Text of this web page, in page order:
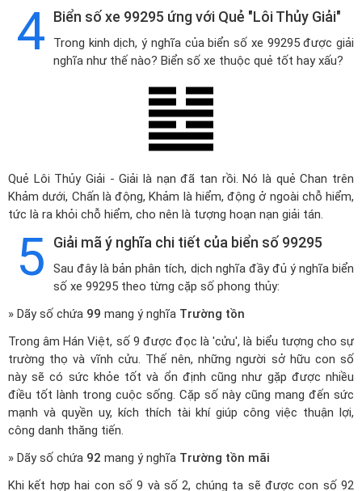
4 Biển số xe 99295 ứng với Quẻ "Lôi Thủy Giải"
Trong kinh dịch, ý nghĩa của biển số xe 99295 được giải
nghĩa như thế nào? Biển số xe thuộc quẻ tốt hay xấu?
Quẻ Lôi Thủy Giải - Giải là nạn đã tan rồi. Nó là quẻ Chan trên
Khảm dưới, Chấn là động, Khảm là hiểm, động ở ngoài chỗ hiểm,
tức là ra khỏi chỗ hiểm, cho nên là tượng hoạn nạn giải tán.
5 Giải mã ý nghĩa chi tiết của biển số 99295
Sau đây là bản phân tích, dịch nghĩa đầy đủ ý nghĩa biển
số xe 99295 theo từng cặp số phong thủy:
» Dãy số chứa 99 mang ý nghĩa Trường tồn
Trong âm Hán Việt, số 9 được đọc là 'cửu', là biểu tượng cho sự
trường thọ và vĩnh cửu. Thế nên, những người sở hữu con số
này sẽ có sức khỏe tốt và ổn định cũng như gặp được nhiều
điều tốt lành trong cuộc sống. Cặp số này cũng mang đến sức
mạnh và quyền uy, kích thích tài khí giúp công việc thuận lợi,
công danh thăng tiến.
» Dãy số chứa 92 mang ý nghĩa Trường tồn mãi
Khi kết hợp hai con số 9 và số 2, chúng ta sẽ được con số 92